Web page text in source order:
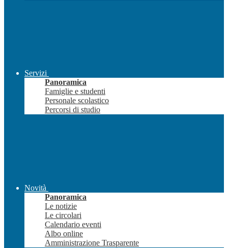
Servizi
Panoramica
Famiglie e studenti
Personale scolastico
Percorsi di studio
Novità
Panoramica
Le notizie
Le circolari
Calendario eventi
Albo online
Amministrazione Trasparente